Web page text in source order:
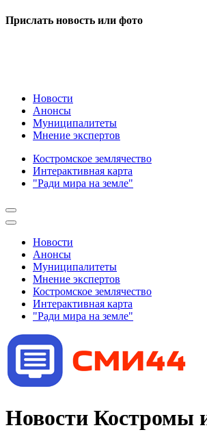
Прислать новость или фото
Новости
Анонсы
Муниципалитеты
Мнение экспертов
Костромское землячество
Интерактивная карта
"Ради мира на земле"
Новости
Анонсы
Муниципалитеты
Мнение экспертов
Костромское землячество
Интерактивная карта
"Ради мира на земле"
Новости Костромы